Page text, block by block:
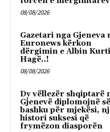
08/08/2026
Gazetari nga Gjeneva
Euronews kërkon
dërgimin e Albin
Hagë..!
08/08/2026
Dy vëllezër shqiptarë
Gjenevë diplomojnë së
bashku për mjekësi,
histori suksesi që
frymëzon diasporën